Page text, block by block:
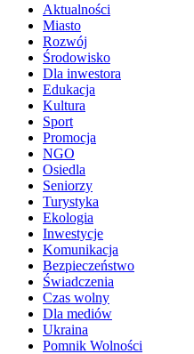
Aktualności
Miasto
Rozwój
Środowisko
Dla inwestora
Edukacja
Kultura
Sport
Promocja
NGO
Osiedla
Seniorzy
Turystyka
Ekologia
Inwestycje
Komunikacja
Bezpieczeństwo
Świadczenia
Czas wolny
Dla mediów
Ukraina
Pomnik Wolności